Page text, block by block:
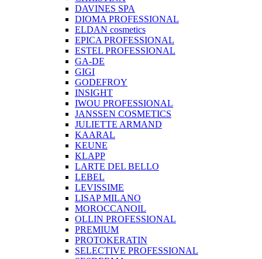
DAVINES SPA
DIOMA PROFESSIONAL
ELDAN cosmetics
EPICA PROFESSIONAL
ESTEL PROFESSIONAL
GA-DE
GIGI
GODEFROY
INSIGHT
IWOU PROFESSIONAL
JANSSEN COSMETICS
JULIETTE ARMAND
KAARAL
KEUNE
KLAPP
LARTE DEL BELLO
LEBEL
LEVISSIME
LISAP MILANO
MOROCCANOIL
OLLIN PROFESSIONAL
PREMIUM
PROTOKERATIN
SELECTIVE PROFESSIONAL